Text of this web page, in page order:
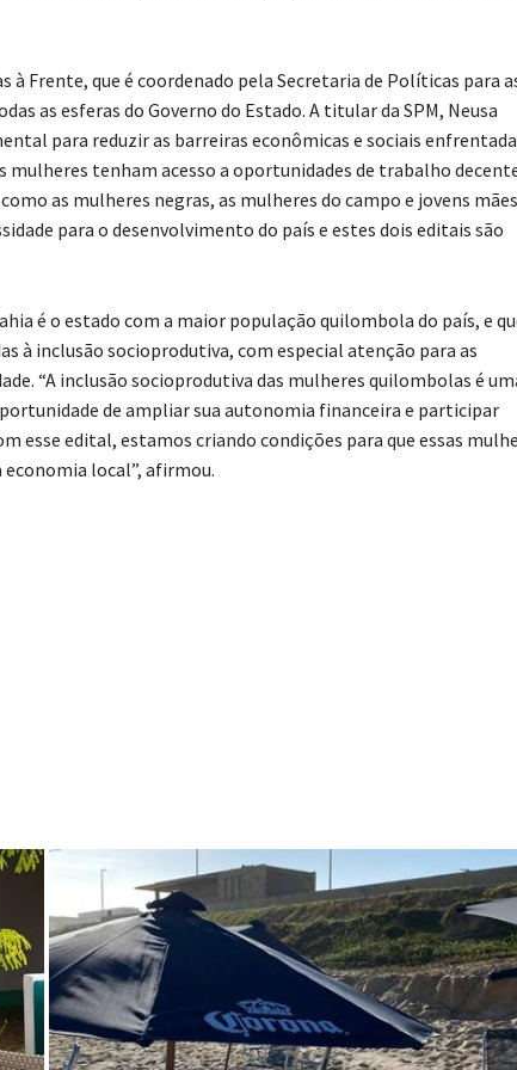
Frente, que é coordenado pela Secretaria de Políticas para
as esferas do Governo do Estado. A titular da SPM, Neusa
para reduzir as barreiras econômicas e sociais
tenham acesso a oportunidades de trabalho
as mulheres negras, as mulheres do campo e jovens
para o desenvolvimento do país e estes dois editais são
é o estado com a maior população quilombola do país, e
à inclusão socioprodutiva, com especial atenção para as
“A inclusão socioprodutiva das mulheres quilombolas é
de ampliar sua autonomia financeira e participar
esse edital, estamos criando condições para que essas
economia local”, afirmou.